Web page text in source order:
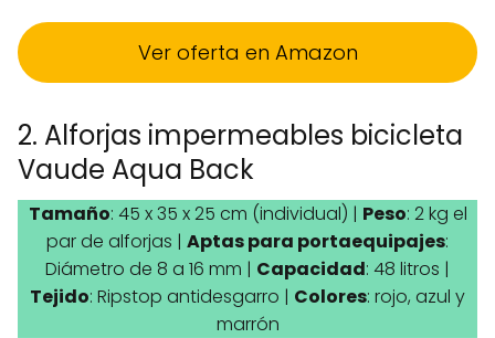
Ver oferta en Amazon
2. Alforjas impermeables bicicleta
Vaude Aqua Back
Tamaño: 45 x 35 x 25 cm (individual) | Peso: 2 kg el
par de alforjas | Aptas para portaequipajes:
Diámetro de 8 a 16 mm | Capacidad: 48 litros |
Tejido: Ripstop antidesgarro | Colores: rojo, azul y
marrón